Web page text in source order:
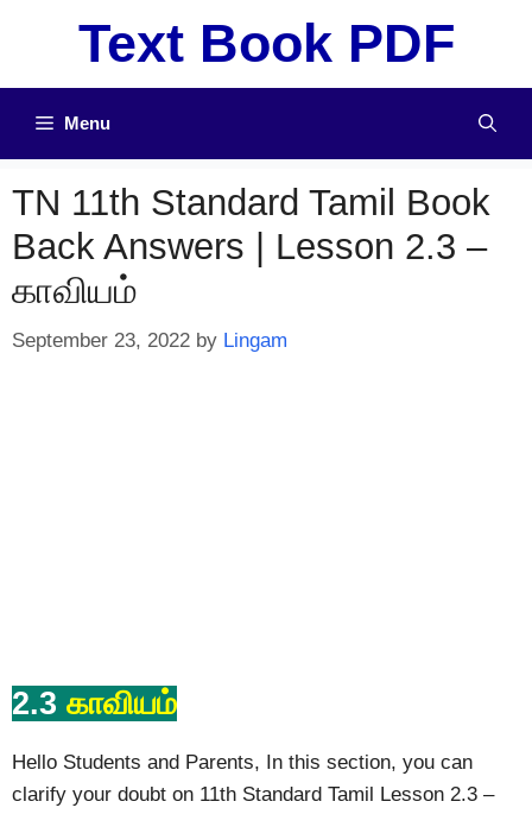
Text Book PDF
Menu
TN 11th Standard Tamil Book
Back Answers | Lesson 2.3 –
காவியம்
September 23, 2022 by Lingam
2.3 காவியம்
Hello Students and Parents, In this section, you can
clarify your doubt on 11th Standard Tamil Lesson 2.3 –